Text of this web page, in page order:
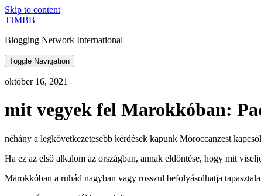
Skip to content
TJMBB
Blogging Network International
Toggle Navigation
október 16, 2021
mit vegyek fel Marokkóban:
néhány a legkövetkezetesebb kérdések kapunk Moroccanzest
Ha ez az első alkalom az országban, annak eldöntése, hogy mit
Marokkóban a ruhád nagyban vagy rosszul befolyásolhatja